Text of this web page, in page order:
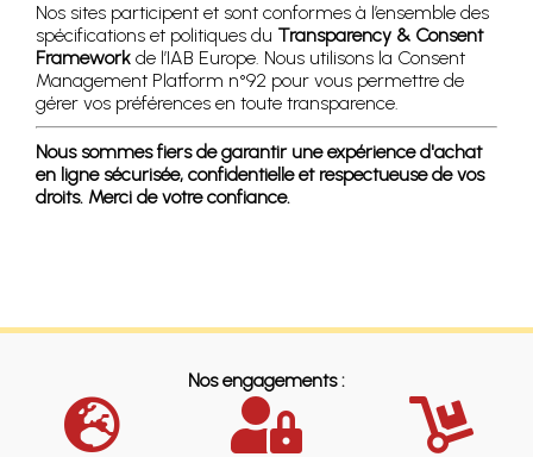
Nos sites participent et sont conformes à l’ensemble des
spécifications et politiques du Transparency & Consent
Framework de l’IAB Europe. Nous utilisons la Consent
Management Platform n°92 pour vous permettre de
gérer vos préférences en toute transparence.
Nous sommes fiers de garantir une expérience d'achat
en ligne sécurisée, confidentielle et respectueuse de vos
droits. Merci de votre confiance.
Nos engagements :